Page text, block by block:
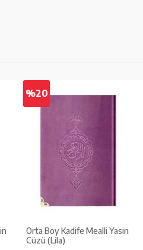
%20
Orta Boy Kadife Mealli Yasin
Cüzü (Lila)